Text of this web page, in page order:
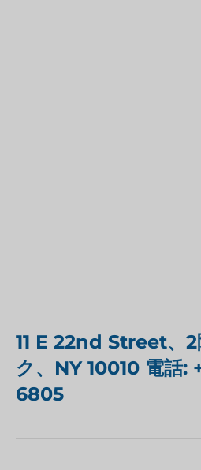
11 E 22nd Street、2
ク、NY 10010 電話:
6805